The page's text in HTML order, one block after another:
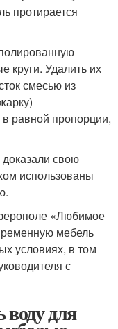
протирается
круги. Удалить их
смесью из
равной пропорции,
свою
использованы
«Любимое
мебель
условиях, в том
с
для